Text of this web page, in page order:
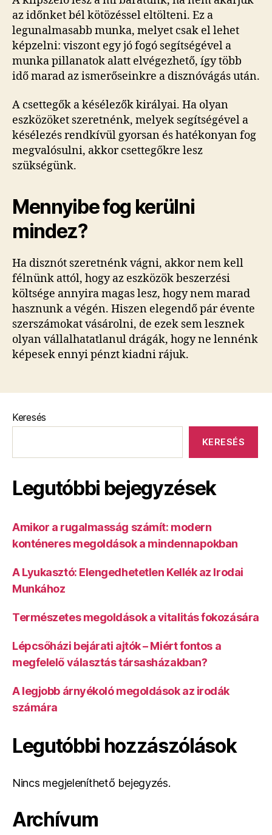
az időnket bél kötözéssel eltölteni. Ez a
legunalmasabb munka, melyet csak el lehet
képzelni: viszont egy jó fogó segítségével a
munka pillanatok alatt elvégezhető, így több
idő marad az ismerőseinkre a disznóvágás után.
A csettegők a késélezők királyai. Ha olyan
eszközöket szeretnénk, melyek segítségével a
késélezés rendkívül gyorsan és hatékonyan fog
megvalósulni, akkor csettegőkre lesz
szükségünk.
Mennyibe fog kerülni
mindez?
Ha disznót szeretnénk vágni, akkor nem kell
félnünk attól, hogy az eszközök beszerzési
költsége annyira magas lesz, hogy nem marad
hasznunk a végén. Hiszen elegendő pár évente
szerszámokat vásárolni, de ezek sem lesznek
olyan vállalhatatlanul drágák, hogy ne lennénk
képesek ennyi pénzt kiadni rájuk.
Keresés
KERESÉS
Legutóbbi bejegyzések
Amikor a rugalmasság számít: modern
konténeres megoldások a mindennapokban
A Lyukasztó: Elengedhetetlen Kellék az Irodai
Munkához
Természetes megoldások a vitalitás fokozására
Lépcsőházi bejárati ajtók – Miért fontos a
megfelelő választás társasházakban?
A legjobb árnyékoló megoldások az irodák
számára
Legutóbbi hozzászólások
Nincs megjeleníthető bejegyzés.
Archívum